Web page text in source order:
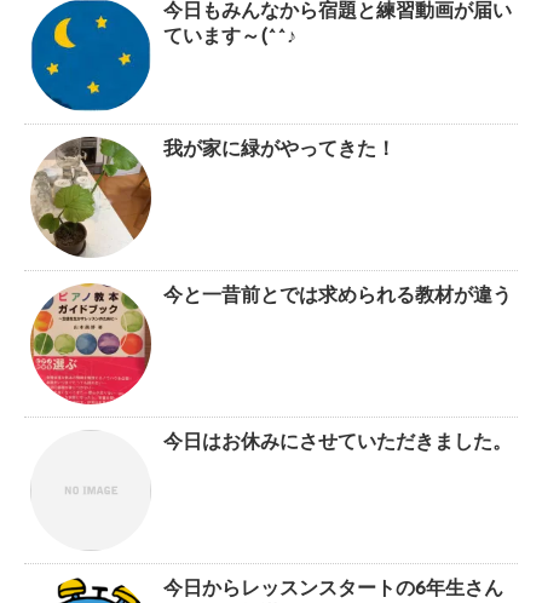
今日もみんなから宿題と練習動画が届い
ています～(^^♪
我が家に緑がやってきた！
今と一昔前とでは求められる教材が違う
今日はお休みにさせていただきました。
今日からレッスンスタートの6年生さん